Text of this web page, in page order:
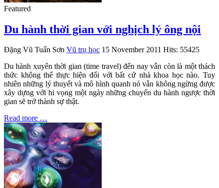
Featured
Du hành thời gian với nghịch lý ông nội
Đặng Vũ Tuấn Sơn Vũ trụ học 15 November 2011 Hits: 55425
Du hành xuyên thời gian (time travel) đến nay vẫn còn là một thách
thức không thể thực hiện đối với bất cứ nhà khoa học nào. Tuy
nhiên những lý thuyết và mô hình quanh nó vẫn không ngừng được
xây dựng với hi vọng một ngày những chuyến du hành ngược thời
gian sẽ trở thành sự thật.
Read more …